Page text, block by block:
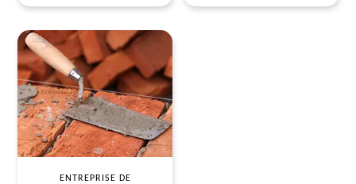
ENTREPRISE DE